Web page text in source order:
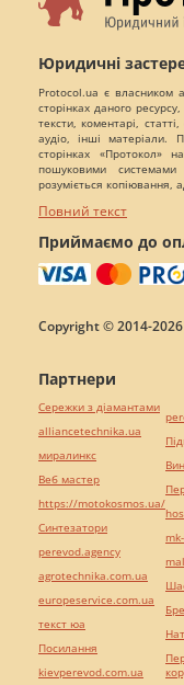
Юридичні
Protocol.ua є власником
сторінках даного
тексти, коментарі,
аудіо, інші матеріали.
сторінках «Протокол»
пошуковими
розуміється копіювання,
Повний текст
Приймаємо до
Copyright © 2014-
Партнери
Сережки з діамантами
alliancetechnika.ua
миралинкс
Веб мастер
https://motokosmos.ua/
Синтезатори
perevod.agency
agrotechnika.com.ua
europeservice.com.ua
текст юа
Посилання
kievperevod.com.ua